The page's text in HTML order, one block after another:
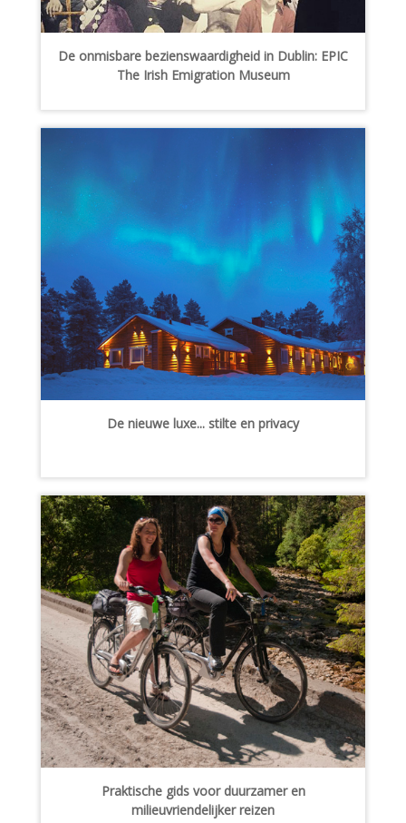
De onmisbare bezienswaardigheid in Dublin: EPIC
The Irish Emigration Museum
De nieuwe luxe... stilte en privacy
Praktische gids voor duurzamer en
milieuvriendelijker reizen